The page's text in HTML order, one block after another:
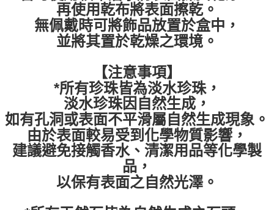
再使用乾布將表面擦乾。
無佩戴時可將飾品放置於盒中，
並將其置於乾燥之環境。
【注意事項】
*所有珍珠皆為淡水珍珠，
淡水珍珠因自然生成，
如有孔洞或表面不平滑屬自然生成現象。
由於表面較易受到化學物質影響，
建議避免接觸香水、清潔用品等化學製
品，
以保有表面之自然光澤。